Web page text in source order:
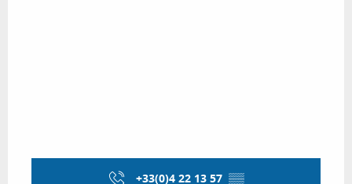
+33(0)4 22 13 57 ▒▒